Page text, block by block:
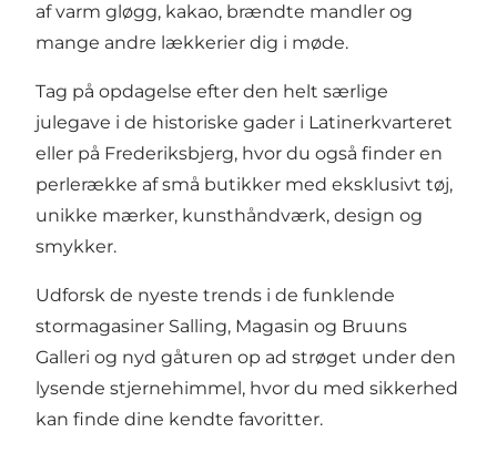
af varm gløgg, kakao, brændte mandler og
mange andre lækkerier dig i møde.
Tag på opdagelse efter den helt særlige
julegave i de historiske gader i Latinerkvarteret
eller på Frederiksbjerg, hvor du også finder en
perlerække af små butikker med eksklusivt tøj,
unikke mærker, kunsthåndværk, design og
smykker.
Udforsk de nyeste trends i de funklende
stormagasiner Salling, Magasin og Bruuns
Galleri og nyd gåturen op ad strøget under den
lysende stjernehimmel, hvor du med sikkerhed
kan finde dine kendte favoritter.